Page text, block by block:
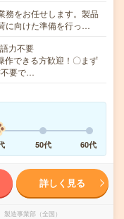
務をお任せします。製品
に向けた準備を行っ…
力不要
できる方歓迎！〇まず
不要で…
50代 60代
詳しく見る
造事業部（全国）